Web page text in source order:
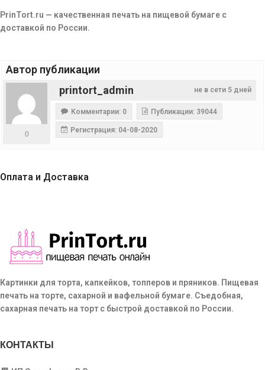
PrinTort.ru — качественная печать на пищевой бумаге с
доставкой по России.
Автор публикации
не в сети 5 дней
printort_admin
0
Комментарии: 0 Публикации: 39044
Регистрация: 04-08-2020
Оплата и Доставка
Картинки для торта, капкейков, топперов и пряников. Пищевая
печать на торте, сахарной и вафельной бумаге. Съедобная,
сахарная печать на торт с быстрой доставкой по России.
КОНТАКТЫ